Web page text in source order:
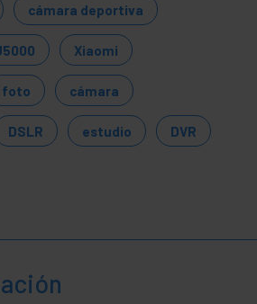
cámara deportiva
Xiaomi
foto cámara
DSLR estudio DVR